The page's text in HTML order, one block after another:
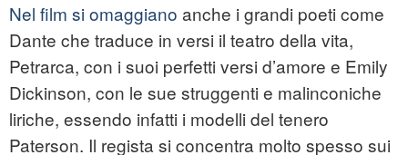
Nel film si omaggiano anche i grandi poeti come
Dante che traduce in versi il teatro della vita,
Petrarca, con i suoi perfetti versi d’amore e Emily
Dickinson, con le sue struggenti e malinconiche
liriche, essendo infatti i modelli del tenero
Paterson. Il regista si concentra molto spesso sui